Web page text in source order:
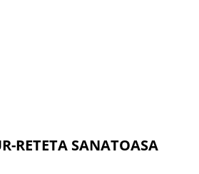
RETETA SANATOASA